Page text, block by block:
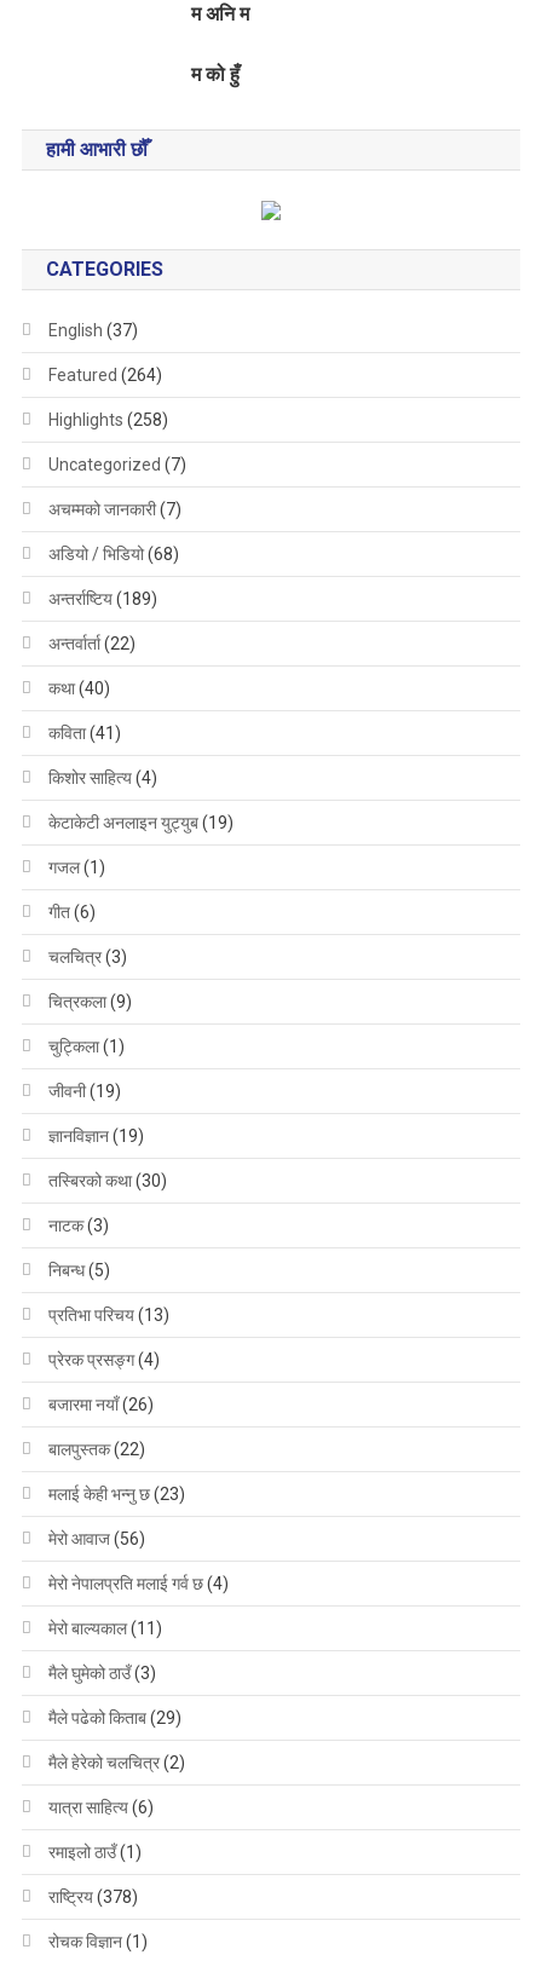
म अनि म
म को हुँ
हामी आभारी छौँ
CATEGORIES
English (37)
Featured (264)
Highlights (258)
Uncategorized (7)
अचम्मको जानकारी(7)
अडियो / भिडियो(68)
अन्तर्राष्टिय(189)
अन्तर्वार्ता(22)
कथा(40)
कविता(41)
किशोर साहित्य(4)
केटाकेटी अनलाइन युट्युब(19)
गजल(1)
गीत(6)
चलचित्र(3)
चित्रकला(9)
चुट्किला(1)
जीवनी(19)
ज्ञानविज्ञान(19)
तस्बिरको कथा(30)
नाटक(3)
निबन्ध(5)
प्रतिभा परिचय(13)
प्रेरक प्रसङ्ग(4)
बजारमा नयाँ(26)
बालपुस्तक(22)
मलाई केही भन्नु छ(23)
मेरो आवाज(56)
मेरो नेपालप्रति मलाई गर्व छ(4)
मेरो बाल्यकाल(11)
मैले घुमेको ठाउँ(3)
मैले पढेको किताब(29)
मैले हेरेको चलचित्र(2)
यात्रा साहित्य(6)
रमाइलो ठाउँ(1)
राष्ट्रिय(378)
रोचक विज्ञान(1)